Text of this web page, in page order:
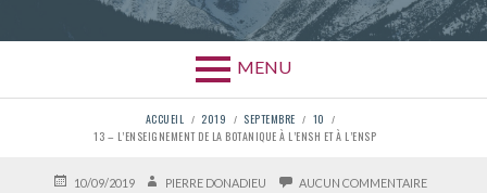
MENU
D'ARIANE
ACCUEIL 2019 SEPTEMBRE
10
13 – L’ENSEIGNEMENT DE LA BOTANIQUE À L’ENSH ET À L’ENSP
PUBLIÉ10/09/2019 AUTEURPIERRE DONADIEU AUCUN COMMENTAIRESUR